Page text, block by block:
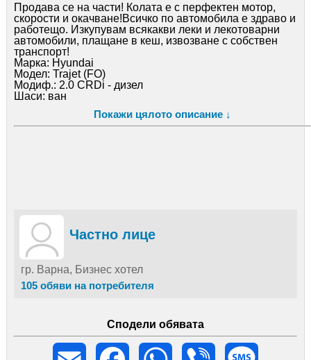
Продава се на части! Колата е с перфектен мотор,
скорости и окачване!Всичко по автомобила е здраво и
работещо. Изкупувам всякакви леки и лекотоварни
автомобили, плащане в кеш, извозване с собствен
транспорт!
Марка: Hyundai
Модел: Trajet (FO)
Модиф.: 2.0 CRDi - дизел
Шаси: ван
Задвижване: предно
Цил. /Куб.: 4 цил. / 1991 куб. см.
Покажи цялото описание ↓
Частно лице
гр. Варна, Бизнес хотел
105 обяви на потребителя
Сподели обявата
Email
Facebook WhatsApp Viber